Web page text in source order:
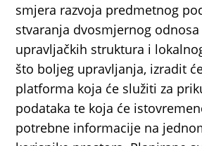
smjera razvoja predmetnog
stvaranja dvosmjernog
upravljačkih struktura i
što boljeg upravljanja, izradit
platforma koja će služiti za
podataka te koja će
potrebne informacije na